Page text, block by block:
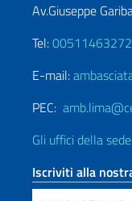
Av.Giuseppe
Tel:
E-mail:
PEC:
Gli uffici della sede
Iscriviti alla